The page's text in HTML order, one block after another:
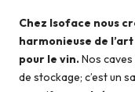
Chez Isoface nous
harmonieuse de
pour le vin.Nos caves
de stockage; c’est un